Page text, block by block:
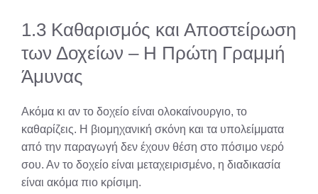
1.3 Καθαρισμός και Αποστείρωση
των Δοχείων – Η Πρώτη Γραμμή
Άμυνας
Ακόμα κι αν το δοχείο είναι ολοκαίνουργιο, το
καθαρίζεις. Η βιομηχανική σκόνη και τα υπολείμματα
από την παραγωγή δεν έχουν θέση στο πόσιμο νερό
σου. Αν το δοχείο είναι μεταχειρισμένο, η διαδικασία
είναι ακόμα πιο κρίσιμη.